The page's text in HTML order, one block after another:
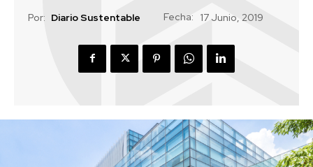
Por: Diario Sustentable Fecha: 17 Junio, 2019